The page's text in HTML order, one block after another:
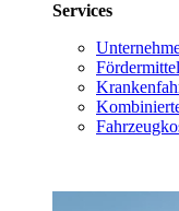
Services